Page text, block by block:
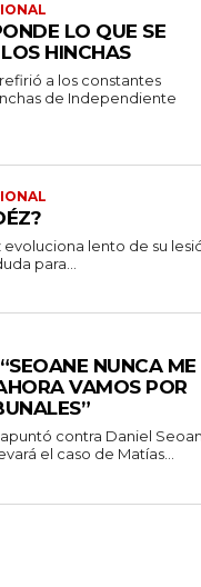
LO QUE SE
HINCHAS
a los constantes
de Independiente
evoluciona lento de su
para...
NUNCA ME
VAMOS POR
contra Daniel
el caso de Matías...